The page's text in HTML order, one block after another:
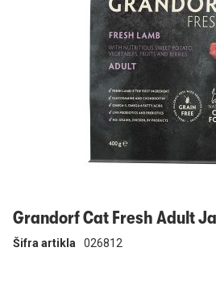
Grandorf Cat Fresh Adult
Šifra artikla 026812